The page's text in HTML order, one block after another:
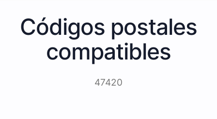
Códigos postales
compatibles
47420